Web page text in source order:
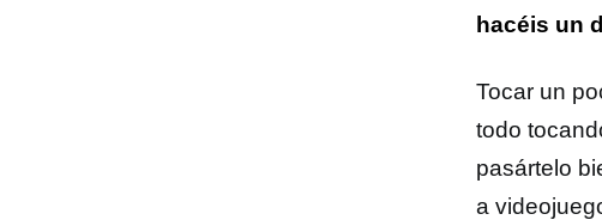
hacéis un
Tocar un
todo
pasártelo
a